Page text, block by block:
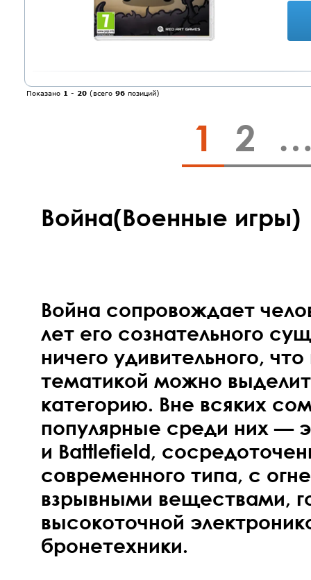
Показано 1 - 20 (всего 96 позиций)
1 2
Война(Военные игры)
Война сопровождает
лет его сознательного
ничего удивительного,
тематикой можно
категорию. Вне всяких
популярные среди них —
и Battlefield,
современного типа, с
взрывными веществами,
высокоточной
бронетехники.